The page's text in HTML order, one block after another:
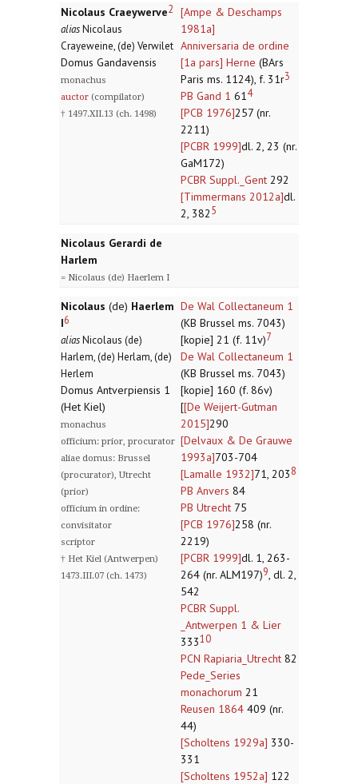
Nicolaus Craeywerve2
aliasNicolaus
Crayeweine, (de) Verwilet
Domus Gandavensis
monachus
auctor (compilator)
† 1497.XII.13 (ch. 1498)
[Ampe & Deschamps
1981a]
Anniversaria de ordine
[1a pars] Herne (BArs
Paris ms. 1124), f. 31r3
PB Gand 1 614
[PCB 1976]257 (nr.
2211)
[PCBR 1999]dl. 2, 23 (nr.
GaM172)
PCBR Suppl._Gent 292
[Timmermans 2012a]dl.
2, 3825
Nicolaus Gerardi de
Harlem
= Nicolaus (de) Haerlem I
Nicolaus (de) Haerlem
I6
aliasNicolaus (de)
Harlem, (de) Herlam, (de)
Herlem
Domus Antverpiensis 1
(Het Kiel)
monachus
officium: prior, procurator
aliae domus: Brussel
(procurator), Utrecht
(prior)
officium in ordine:
convisitator
scriptor
† Het Kiel (Antwerpen)
1473.III.07 (ch. 1473)
De Wal Collectaneum 1
(KB Brussel ms. 7043)
[kopie] 21 (f. 11v)7
De Wal Collectaneum 1
(KB Brussel ms. 7043)
[kopie] 160 (f. 86v)
[[De Weijert-Gutman
2015]290
[Delvaux & De Grauwe
1993a]703-704
[Lamalle 1932]71, 2038
PB Anvers 84
PB Utrecht 75
[PCB 1976]258 (nr.
2219)
[PCBR 1999]dl. 1, 263-
264 (nr. ALM197)9, dl. 2,
542
PCBR Suppl.
_Antwerpen 1 & Lier
33310
PCN Rapiaria_Utrecht 82
Pede_Series
monachorum 21
Reusen 1864 409 (nr.
44)
[Scholtens 1929a] 330-
331
[Scholtens 1952a] 122